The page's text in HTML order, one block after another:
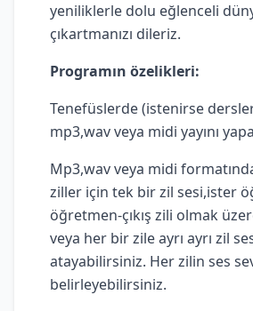
yeniliklerle dolu eğlenceli
çıkartmanızı dileriz.
Programın özelikleri:
Tenefüslerde (istenirse
mp3,wav veya midi yayını
Mp3,wav veya midi
ziller için tek bir zil sesi,ister
öğretmen-çıkış zili olmak
veya her bir zile ayrı ayrı zil
atayabilirsiniz. Her zilin ses
belirleyebilirsiniz.